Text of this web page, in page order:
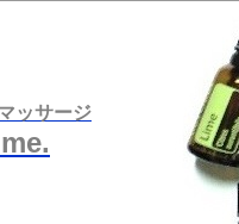
ッサージ